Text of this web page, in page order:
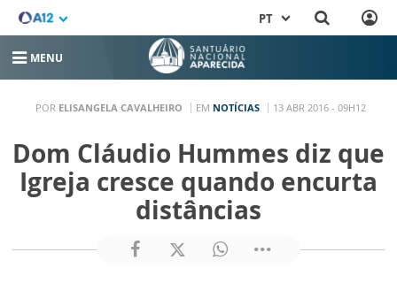
PT
MENU
POR ELISANGELA CAVALHEIRO EM NOTÍCIAS 13 ABR 2016 - 09H12
Dom Cláudio Hummes diz que
Igreja cresce quando encurta
distâncias